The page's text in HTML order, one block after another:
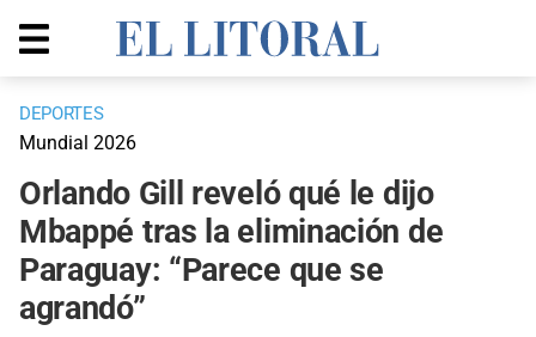
DEPORTES
Mundial 2026
Orlando Gill reveló qué le dijo
Mbappé tras la eliminación de
Paraguay: “Parece que se
agrandó”